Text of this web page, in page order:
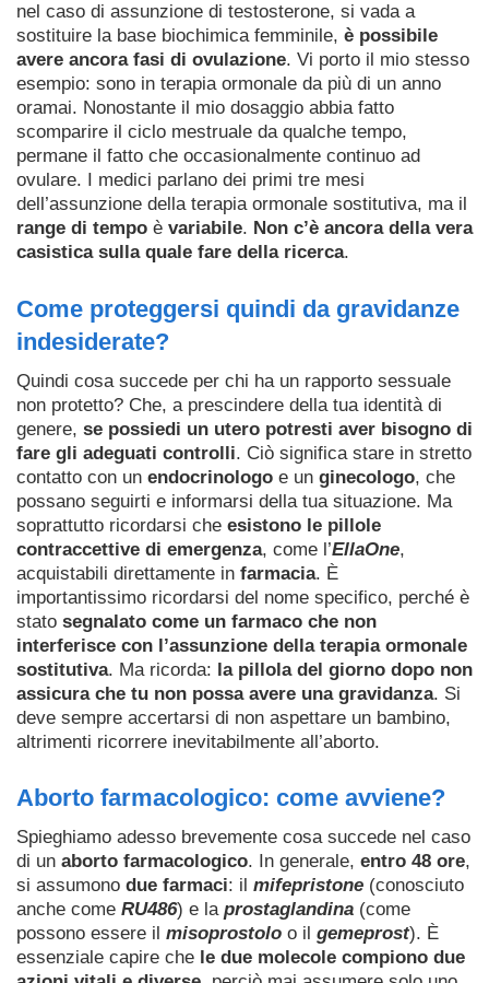
nel caso di assunzione di testosterone, si vada a
sostituire la base biochimica femminile, è possibile
avere ancora fasi di ovulazione. Vi porto il mio stesso
esempio: sono in terapia ormonale da più di un anno
oramai. Nonostante il mio dosaggio abbia fatto
scomparire il ciclo mestruale da qualche tempo,
permane il fatto che occasionalmente continuo ad
ovulare. I medici parlano dei primi tre mesi
dell’assunzione della terapia ormonale sostitutiva, ma il
range di tempo è variabile. Non c’è ancora della vera
casistica sulla quale fare della ricerca.
Come proteggersi quindi da gravidanze
indesiderate?
Quindi cosa succede per chi ha un rapporto sessuale
non protetto? Che, a prescindere della tua identità di
genere, se possiedi un utero potresti aver bisogno di
fare gli adeguati controlli. Ciò significa stare in stretto
contatto con un endocrinologo e un ginecologo, che
possano seguirti e informarsi della tua situazione. Ma
soprattutto ricordarsi che esistono le pillole
contraccettive di emergenza, come l’EllaOne,
acquistabili direttamente in farmacia. È
importantissimo ricordarsi del nome specifico, perché è
stato segnalato come un farmaco che non
interferisce con l’assunzione della terapia ormonale
sostitutiva. Ma ricorda: la pillola del giorno dopo non
assicura che tu non possa avere una gravidanza. Si
deve sempre accertarsi di non aspettare un bambino,
altrimenti ricorrere inevitabilmente all’aborto.
Aborto farmacologico: come avviene?
Spieghiamo adesso brevemente cosa succede nel caso
di un aborto farmacologico. In generale, entro 48 ore,
si assumono due farmaci: il mifepristone (conosciuto
anche come RU486) e la prostaglandina (come
possono essere il misoprostolo o il gemeprost). È
essenziale capire che le due molecole compiono due